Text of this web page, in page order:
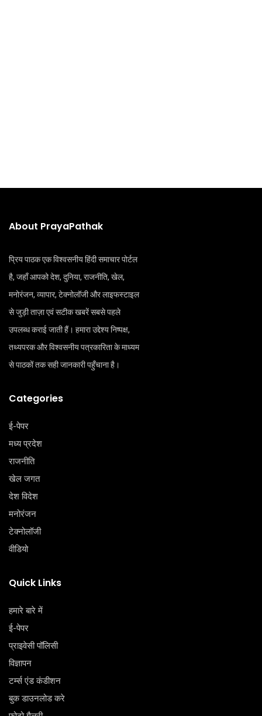
About PrayaPathak
प्रिय पाठक एक विश्वसनीय हिंदी समाचार पोर्टल
है, जहाँ आपको देश, दुनिया, राजनीति, खेल,
मनोरंजन, व्यापार, टेक्नोलॉजी और लाइफस्टाइल
से जुड़ी ताज़ा एवं सटीक खबरें सबसे पहले
उपलब्ध कराई जाती हैं। हमारा उद्देश्य निष्पक्ष,
तथ्यपरक और विश्वसनीय पत्रकारिता के माध्यम
से पाठकों तक सही जानकारी पहुँचाना है।
Categories
ई-पेपर
मध्य प्रदेश
राजनीति
खेल जगत
देश विदेश
मनोरंजन
टेक्‍नोलॉजी
वीडियो
Quick Links
हमारे बारे में
ई-पेपर
प्राइवेसी पॉलिसी
विज्ञापन
टर्म्स एंड कंडीशन
बुक डाउनलोड करे